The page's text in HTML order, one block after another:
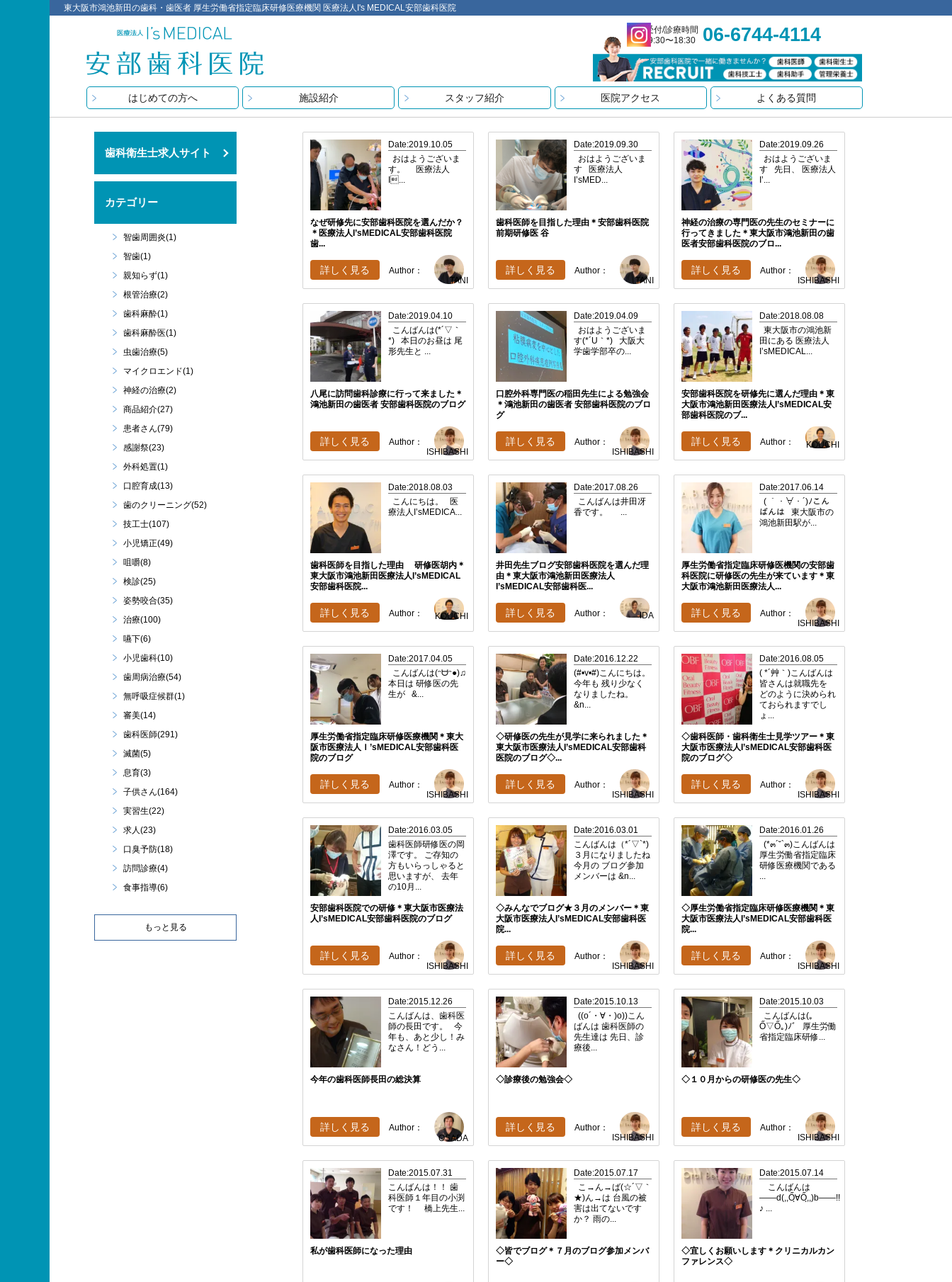
東大阪市鴻池新田の歯科・歯医者 厚生労働省指定臨床研修医療機関 医療法人I's MEDICAL安部歯科医院
受付/診療時間
9:30〜18:30
06-6744-4114
はじめての方へ 施設紹介 スタッフ紹介 医院アクセス よくある質問
Date:2019.10.05
おはようございま
す。 医療法人
I...
なぜ研修先に安部歯科医院を選んだか？
＊医療法人I’sMEDICAL安部歯科医院
歯...
Author：
TANI
詳しく見る
Date:2019.09.30
おはようございま
す 医療法人
I’sMED...
歯科医師を目指した理由＊安部歯科医院
前期研修医 谷
Author：
TANI
詳しく見る
Date:2019.09.26
おはようございま
す 先日、 医療法人
I’...
神経の治療の専門医の先生のセミナーに
行ってきました＊東大阪市鴻池新田の歯
医者安部歯科医院のブロ...
Author：
ISHIBASHI
詳しく見る
Date:2019.04.10
こんばんは(*´▽｀
*) 本日のお昼は 尾
形先生と ...
八尾に訪問歯科診療に行って来ました＊
鴻池新田の歯医者 安部歯科医院のブログ
Author：
ISHIBASHI
詳しく見る
Date:2019.04.09
おはようございま
す(*´U｀*) 大阪大
学歯学部卒の...
口腔外科専門医の稲田先生による勉強会
＊鴻池新田の歯医者 安部歯科医院のブロ
グ
Author：
ISHIBASHI
詳しく見る
Date:2018.08.08
東大阪市の鴻池新
田にある 医療法人
I’sMEDICAL...
安部歯科医院を研修先に選んだ理由＊東
大阪市鴻池新田医療法人I’sMEDICAL安
部歯科医院のブ...
Author： KOUCHI
詳しく見る
Date:2018.08.03
こんにちは。 医
療法人I’sMEDICA...
歯科医師を目指した理由 研修医胡内＊
東大阪市鴻池新田医療法人I’sMEDICAL
安部歯科医院...
Author： KOUCHI
詳しく見る
Date:2017.08.26
こんばんは井田冴
香です。 ...
井田先生ブログ安部歯科医院を選んだ理
由＊東大阪市鴻池新田医療法人
I’sMEDICAL安部歯科医...
Author： IDA
詳しく見る
Date:2017.06.14
( ｀・∀・´)ﾉこん
ばんは 東大阪市の
鴻池新田駅が...
厚生労働省指定臨床研修医機関の安部歯
科医院に研修医の先生が来ています＊東
大阪市鴻池新田医療法人...
Author：
ISHIBASHI
詳しく見る
Date:2017.04.05
こんばんは(ᵔᗨᵔ●)♫
本日は 研修医の先
生が &...
厚生労働省指定臨床研修医療機関＊東大
阪市医療法人Ｉ’sMEDICAL安部歯科医
院のブログ
Author：
ISHIBASHI
詳しく見る
Date:2016.12.22
(#•v•#)こんにちは。
今年も 残り少なく
なりましたね。
&n...
◇研修医の先生が見学に来られました＊
東大阪市医療法人I’sMEDICAL安部歯科
医院のブログ◇...
Author：
ISHIBASHI
詳しく見る
Date:2016.08.05
( *´艸｀)こんばんは
皆さんは就職先を
どのように決められ
ておられますでし
ょ...
◇歯科医師・歯科衛生士見学ツアー＊東
大阪市医療法人I’sMEDICAL安部歯科医
院のブログ◇
Author：
ISHIBASHI
詳しく見る
Date:2016.03.05
歯科医師研修医の岡
澤です。 ご存知の
方もいらっしゃると
思いますが、 去年
の10月...
安部歯科医院での研修＊東大阪市医療法
人I’sMEDICAL安部歯科医院のブログ
Author：
ISHIBASHI
詳しく見る
Date:2016.03.01
こんばんは（*´▽`*)
３月になりましたね
今月の ブログ参加
メンバーは &n...
◇みんなでブログ★３月のメンバー＊東
大阪市医療法人I’sMEDICAL安部歯科医
院...
Author：
ISHIBASHI
詳しく見る
Date:2016.01.26
(*๓´˘`๓)こんばんは
厚生労働省指定臨床
研修医療機関である
...
◇厚生労働省指定臨床研修医療機関＊東
大阪市医療法人I’sMEDICAL安部歯科医
院...
Author：
ISHIBASHI
詳しく見る
Date:2015.12.26
こんばんは、歯科医
師の長田です。 今
年も、あと少し！み
なさん！どう...
今年の歯科医師長田の総決算
Author：
OSADA
詳しく見る
Date:2015.10.13
((o´・∀・)o))こん
ばんは 歯科医師の
先生達は 先日、診
療後...
◇診療後の勉強会◇
Author：
ISHIBASHI
詳しく見る
Date:2015.10.03
こんばんは(｡
Ő▽Ő｡)ﾉﾞ 厚生労働
省指定臨床研修...
◇１０月からの研修医の先生◇
Author：
ISHIBASHI
詳しく見る
Date:2015.07.31
こんばんは！！ 歯
科医師１年目の小渕
です！ 橋上先生...
私が歯科医師になった理由
Date:2015.07.17
こ→ん→ば(☆´▽｀
★)ん→は 台風の被
害は出てないです
か？ 雨の...
◇皆でブログ＊７月のブログ参加メンバ
ー◇
Date:2015.07.14
こんばんは
――d(,,Őฺ∀Őฺ,,)b――!!
♪ ...
◇宜しくお願いします＊クリニカルカン
ファレンス◇
歯科衛生士求人サイト
カテゴリー
智歯周囲炎(1)
智歯(1)
親知らず(1)
根管治療(2)
歯科麻酔(1)
歯科麻酔医(1)
虫歯治療(5)
マイクロエンド(1)
神経の治療(2)
商品紹介(27)
患者さん(79)
感謝祭(23)
外科処置(1)
口腔育成(13)
歯のクリーニング(52)
技工士(107)
小児矯正(49)
咀嚼(8)
検診(25)
姿勢咬合(35)
治療(100)
嚥下(6)
小児歯科(10)
歯周病治療(54)
無呼吸症候群(1)
審美(14)
歯科医師(291)
滅菌(5)
息育(3)
子供さん(164)
実習生(22)
求人(23)
口臭予防(18)
訪問診療(4)
食事指導(6)
もっと見る